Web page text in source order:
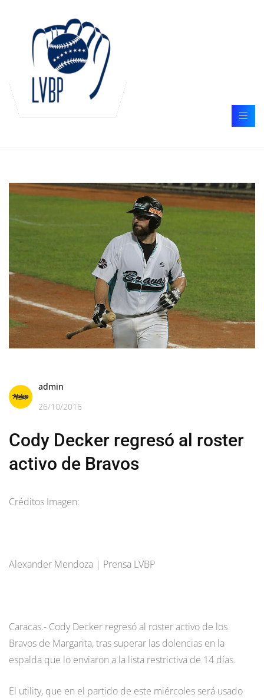
admin
26/10/2016
Cody Decker regresó al roster
activo de Bravos
Créditos Imagen:
Alexander Mendoza | Prensa LVBP
Caracas.- Cody Decker regresó al roster activo de los
Bravos de Margarita, tras superar las dolencias en la
espalda que lo enviaron a la lista restrictiva de 14 días.
El utility, que en el partido de este miércoles será usado